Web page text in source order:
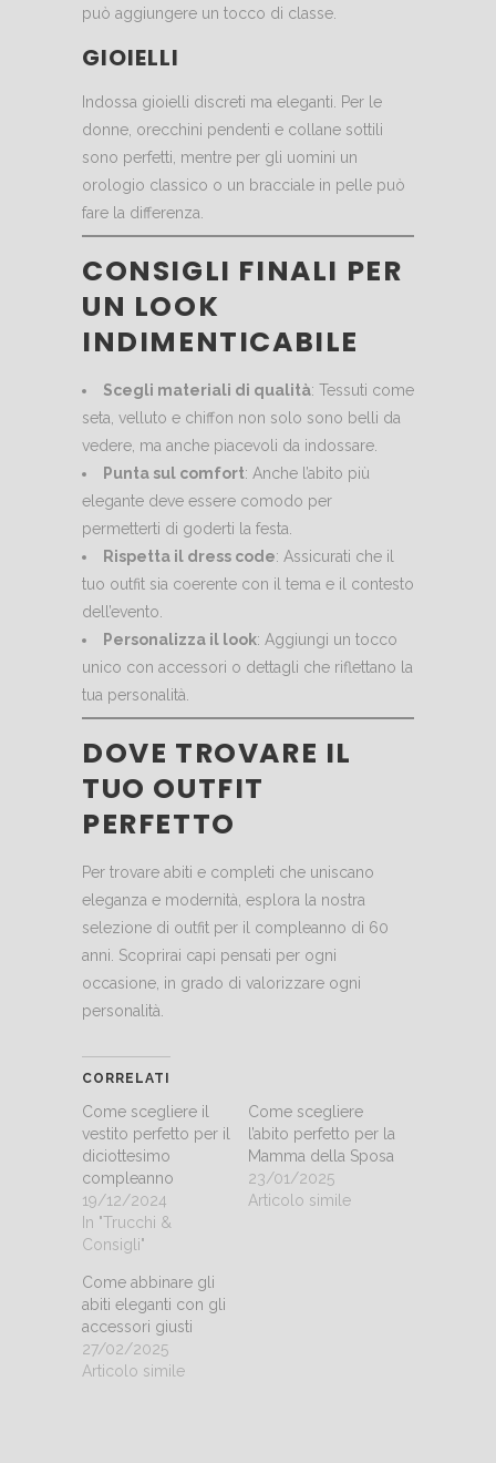
può aggiungere un tocco di classe.
GIOIELLI
Indossa gioielli discreti ma eleganti. Per le
donne, orecchini pendenti e collane sottili
sono perfetti, mentre per gli uomini un
orologio classico o un bracciale in pelle può
fare la differenza.
CONSIGLI FINALI PER
UN LOOK
INDIMENTICABILE
Scegli materiali di qualità: Tessuti come
seta, velluto e chiffon non solo sono belli da
vedere, ma anche piacevoli da indossare.
Punta sul comfort: Anche l’abito più
elegante deve essere comodo per
permetterti di goderti la festa.
Rispetta il dress code: Assicurati che il
tuo outfit sia coerente con il tema e il contesto
dell’evento.
Personalizza il look: Aggiungi un tocco
unico con accessori o dettagli che riflettano la
tua personalità.
DOVE TROVARE IL
TUO OUTFIT
PERFETTO
Per trovare abiti e completi che uniscano
eleganza e modernità, esplora la nostra
selezione di outfit per il compleanno di 60
anni. Scoprirai capi pensati per ogni
occasione, in grado di valorizzare ogni
personalità.
CORRELATI
Come scegliere il
vestito perfetto per il
diciottesimo
compleanno
19/12/2024
In "Trucchi &
Consigli"
Come scegliere
l’abito perfetto per la
Mamma della Sposa
23/01/2025
Articolo simile
Come abbinare gli
abiti eleganti con gli
accessori giusti
27/02/2025
Articolo simile